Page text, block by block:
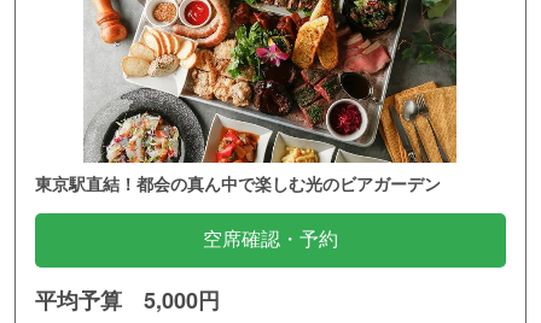
東京駅直結！都会の真ん中で楽しむ光のビアガーデン
空席確認・予約
平均予算 5,000円